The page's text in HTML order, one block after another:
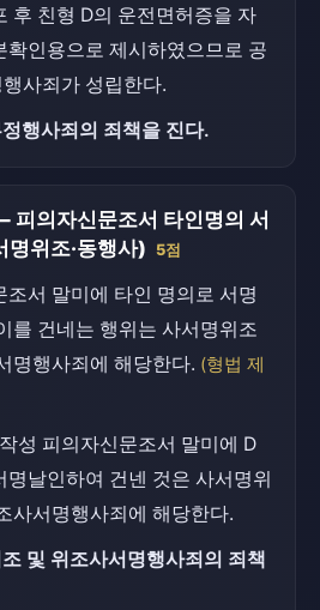
후 친형 D의 운전면허증을 자
확인용으로 제시하였으므로 공
사죄가 성립한다.
행사죄의 죄책을 진다.
피의자신문조서 타인명의 서
명위조·동행사) 5점
조서 말미에 타인 명의로 서명
를 건네는 행위는 사서명위조
명행사죄에 해당한다. (형법 제
성 피의자신문조서 말미에 D
명날인하여 건넨 것은 사서명위
사서명행사죄에 해당한다.
및 위조사서명행사죄의 죄책